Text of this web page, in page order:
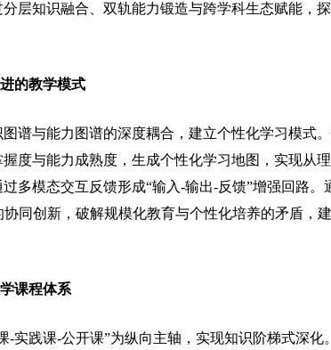
层知识融合、双轨能力锻造与跨学科生态赋能，
的教学模式
与能力图谱的深度耦合，建立个性化学习模式
度与能力成熟度，生成个性化学习地图，实现从
多模态交互反馈形成“输入-输出-反馈”增强回路。
同创新，破解规模化教育与个性化培养的矛盾，
课程体系
践课-公开课”为纵向主轴，实现知识阶梯式深化